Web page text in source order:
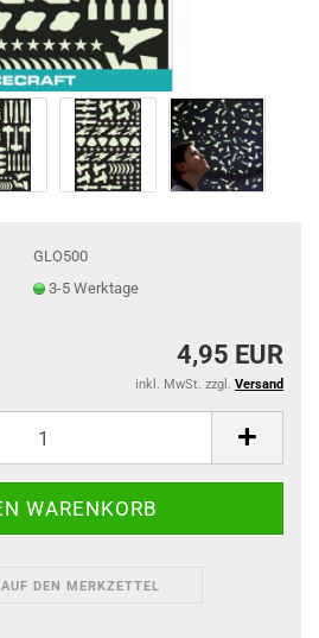
GLO500
3-5 Werktage
4,95 EUR
inkl. MwSt. zzgl. Versand
AUF DEN MERKZETTEL